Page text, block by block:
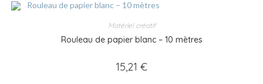
Matériel créatif
Rouleau de papier blanc – 10 mètres
15,21 €